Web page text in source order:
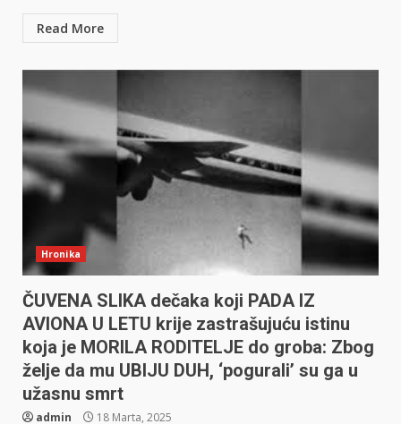
Read More
Hronika
ČUVENA SLIKA dečaka koji PADA IZ
AVIONA U LETU krije zastrašujuću istinu
koja je MORILA RODITELJE do groba: Zbog
želje da mu UBIJU DUH, ‘pogurali’ su ga u
užasnu smrt
admin 18 Marta, 2025